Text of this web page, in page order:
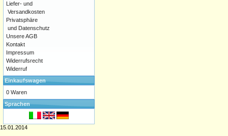
Liefer- und
Versandkosten
Privatsphäre
und Datenschutz
Unsere AGB
Kontakt
Impressum
Widerrufsrecht
Widerruf
Einkaufswagen
0 Waren
Sprachen
15.01.2014